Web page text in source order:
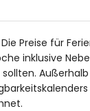
eingezäunte
de la
Küste:
Die Preise für
inklusive